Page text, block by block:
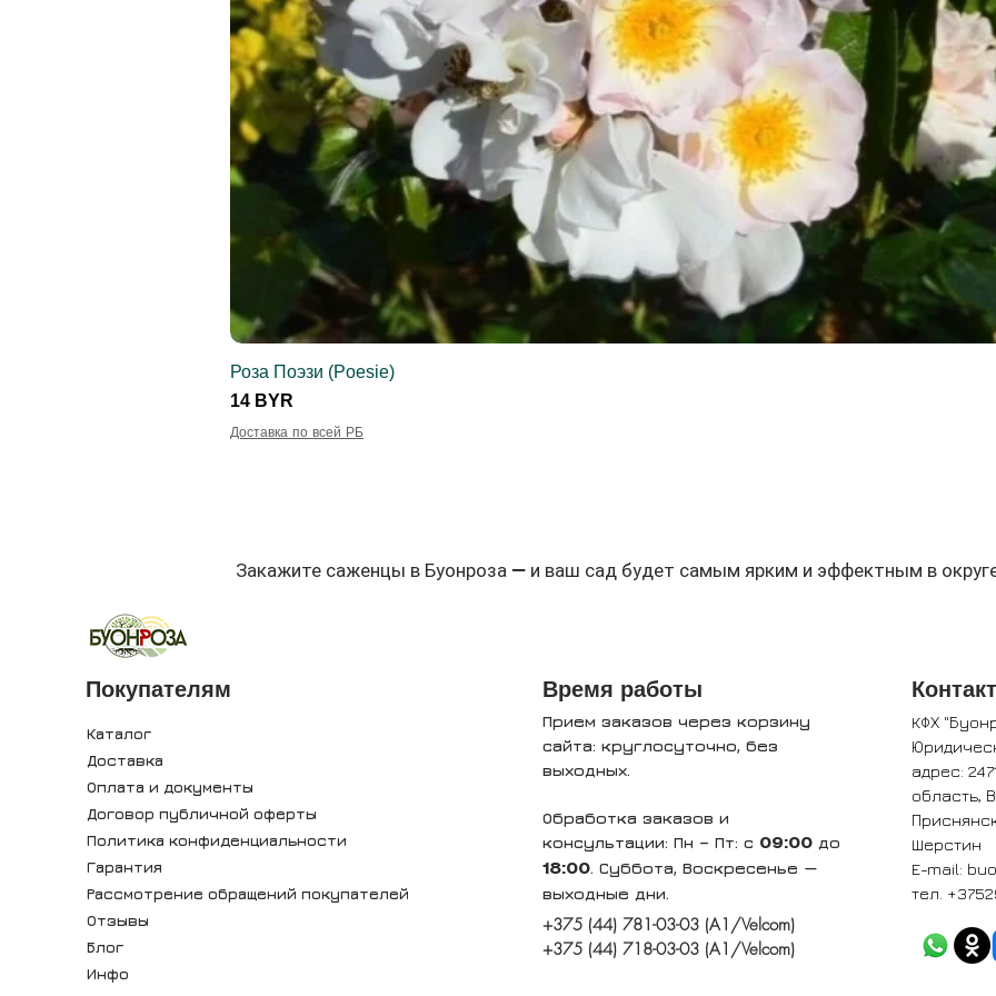
Роза Поэзи (Poesie)
Цена
14 BYR
Доставка по всей РБ
Закажите саженцы в Буонроза — и ваш сад будет самым ярким и эффектным в
Покупателям
Каталог
Доставка
Оплата и документы
Договор публичной оферты
Политика конфиденциальности
Гарантия
Рассмотрение обращений покупателей
Отзывы
Блог
Инфо
Время работы
Прием заказов через корзину
сайта: круглосуточно, без
выходных.
Обработка заказов и
консультации: Пн – Пт: с 09:00 до
18:00. Суббота, Воскресенье —
выходные дни.
+375 (44) 781-03-03 (A1/Velcom)
+375 (44) 718-03-03 (A1/Velcom)
КФХ
адрес:
область,
Шерстин
E-mail:
тел.